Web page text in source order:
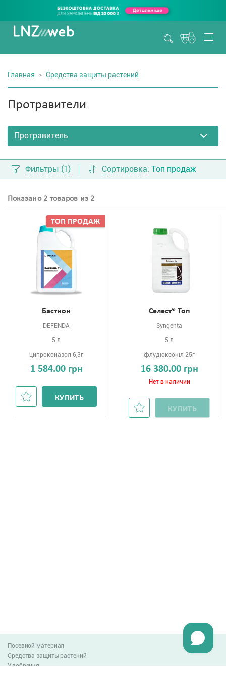
Главная Средства защиты растений
Протравители
Фильтры (1) Сортировка: Топ продаж
Показано 2 товаров из 2
Бастион
ТОП ПРОДАЖ
DEFENDA
5 л
ципроконазол 6,3г
1 584.00 грн
КУПИТЬ
Селест® Топ
Syngenta
5 л
флудіоксоніл 25г
16 380.00 грн
Нет в наличии
КУПИТЬ
Посевной материал
Средства защиты растений
Удобрения